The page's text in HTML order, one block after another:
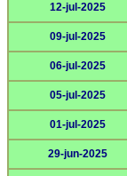
12-jul-2025
09-jul-2025
06-jul-2025
05-jul-2025
01-jul-2025
29-jun-2025